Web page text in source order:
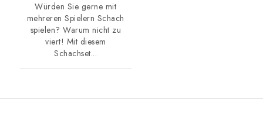
Würden Sie gerne mit
mehreren Spielern Schach
spielen? Warum nicht zu
viert! Mit diesem
Schachset...